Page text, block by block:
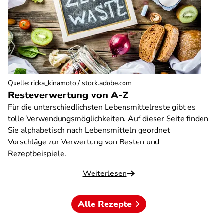
Resteverwertung von A-Z
Für die unterschiedlichsten Lebensmittelreste gibt es
tolle Verwendungsmöglichkeiten. Auf dieser Seite finden
Sie alphabetisch nach Lebensmitteln geordnet
Vorschläge zur Verwertung von Resten und
Rezeptbeispiele.
Weiterlesen
Quelle: ricka_kinamoto / stock.adobe.com
Alle Rezepte